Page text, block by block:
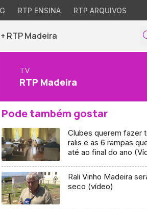
RTP ENSINA RTP ARQUIVOS
+ RTP Madeira
TV
RTP Madeira
Pode também gostar
Clubes querem fazer
ralis e as 6 rampas
até ao final do ano
Rali Vinho Madeira
seco (vídeo)